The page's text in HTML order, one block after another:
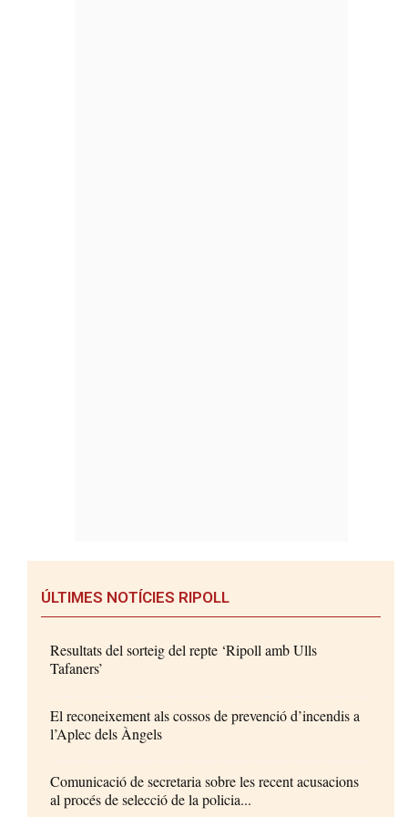
ÚLTIMES NOTÍCIES RIPOLL
Resultats del sorteig del repte ‘Ripoll amb Ulls
Tafaners’
El reconeixement als cossos de prevenció d’incendis a
l’Aplec dels Àngels
Comunicació de secretaria sobre les recent acusacions
al procés de selecció de la policia...